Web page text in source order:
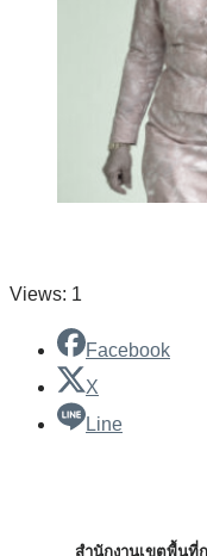
Views: 1
Facebook
X
Line
สำนักงานเขตพื้นที่